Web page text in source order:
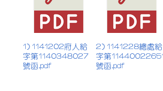
1) 1141202府人給
字第1140348027
號函.pdf
2) 1141228總處給
字第
號函.pdf